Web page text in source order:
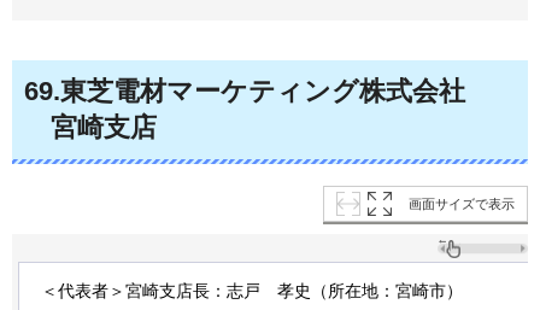
69.東芝電材マーケティング株式会社
宮崎支店
画面サイズで表示
＜代表者＞宮崎支店長：志戸 孝史
（所在地：宮崎市）